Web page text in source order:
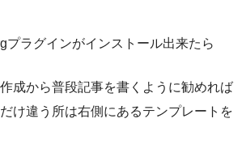
プラグインがインストール出来たら
成から普段記事を書くように勧めれば
け違う所は右側にあるテンプレートを